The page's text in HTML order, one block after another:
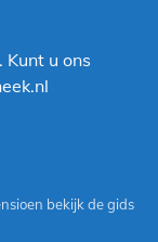
u ons
bekijk de gids